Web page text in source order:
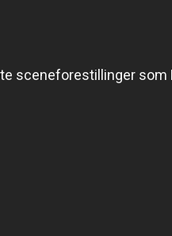
sceneforestillinger som